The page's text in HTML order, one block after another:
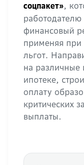
соцпакет»,
работодателю
финансовый
применяя при
льгот.
на различные
ипотеке,
оплату
критических
выплаты.